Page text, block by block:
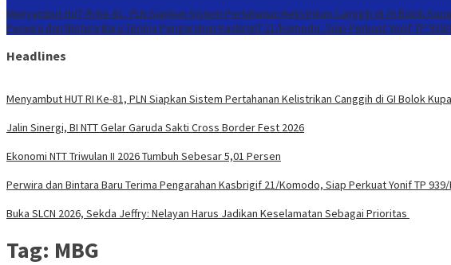
Menyambut HUT RI Ke-81, PLN Siapkan Sistem Pertahanan Kelistrikan Canggih di GI Bolok
Perwira dan Bintara Baru Terima Pengarahan Kasbrigif 21/Komodo, Siap Perkuat Yonif TP 939/
Headlines
Menyambut HUT RI Ke-81, PLN Siapkan Sistem Pertahanan Kelistrikan Canggih di GI Bolok
Jalin Sinergi, BI NTT Gelar Garuda Sakti Cross Border Fest 2026
Ekonomi NTT Triwulan II 2026 Tumbuh Sebesar 5,01 Persen
Perwira dan Bintara Baru Terima Pengarahan Kasbrigif 21/Komodo, Siap Perkuat Yonif TP 939/
Buka SLCN 2026, Sekda Jeffry: Nelayan Harus Jadikan Keselamatan Sebagai Prioritas
Tag: MBG